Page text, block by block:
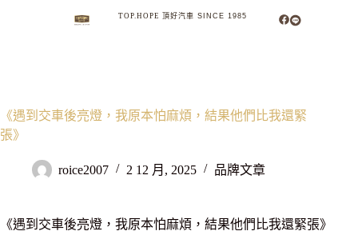
TOP.HOPE 頂好汽車 S NC E 1985
《遇到交車後亮燈，我原本怕麻煩，結果他們比我還緊
張》
roice2007 2 12 月, 2025 品牌文章
《遇到交車後亮燈，我原本怕麻煩，結果他們比我還緊張》